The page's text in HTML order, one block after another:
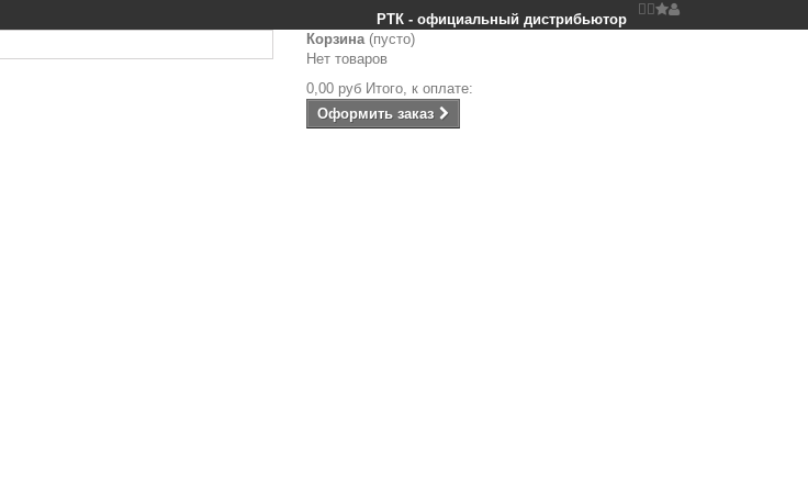


РТК - официальный дистрибьютор
Корзина (пусто)
Нет товаров
0,00 руб Итого, к оплате:
Оформить заказ